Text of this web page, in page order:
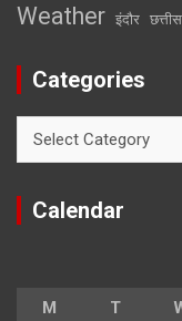
Weather इंदौर
Categories
Calendar
M T